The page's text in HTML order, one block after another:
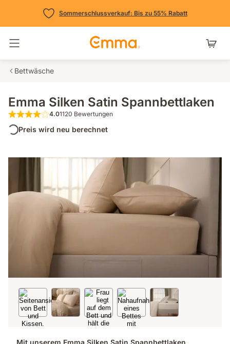
Sommerschlussverkauf: Bis zu 55% Rabatt
Navigation umschalten
Bettwäsche
Emma Silken Satin Spannbettlaken
4.0 von 5 Sternen 1120 Bewertungen
4.01120 Bewertungen
Preis wird neu berechnet
Mit unserem Emma Silken Satin Spannbettlaken,